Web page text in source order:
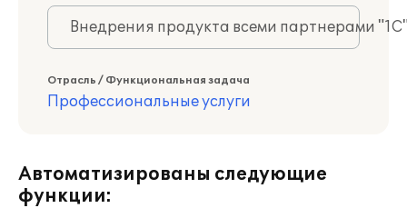
Внедрения продукта всеми партнерами
Отрасль / Функциональная задача
Профессиональные услуги
Автоматизированы следующие
функции: